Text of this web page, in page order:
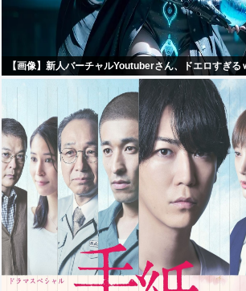
【画像】新人バーチャルYoutuberさん、ドエロすぎる